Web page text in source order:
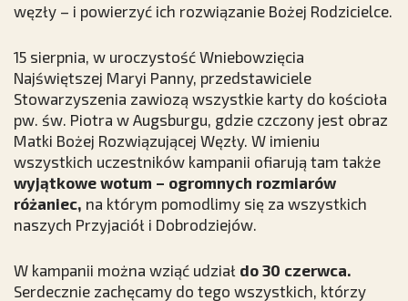
węzły – i powierzyć ich rozwiązanie Bożej Rodzicielce.
15 sierpnia, w uroczystość Wniebowzięcia
Najświętszej Maryi Panny, przedstawiciele
Stowarzyszenia zawiozą wszystkie karty do kościoła
pw. św. Piotra w Augsburgu, gdzie czczony jest obraz
Matki Bożej Rozwiązującej Węzły. W imieniu
wszystkich uczestników kampanii ofiarują tam także
wyjątkowe wotum – ogromnych rozmiarów
różaniec, na którym pomodlimy się za wszystkich
naszych Przyjaciół i Dobrodziejów.
W kampanii można wziąć udział do 30 czerwca.
Serdecznie zachęcamy do tego wszystkich, którzy